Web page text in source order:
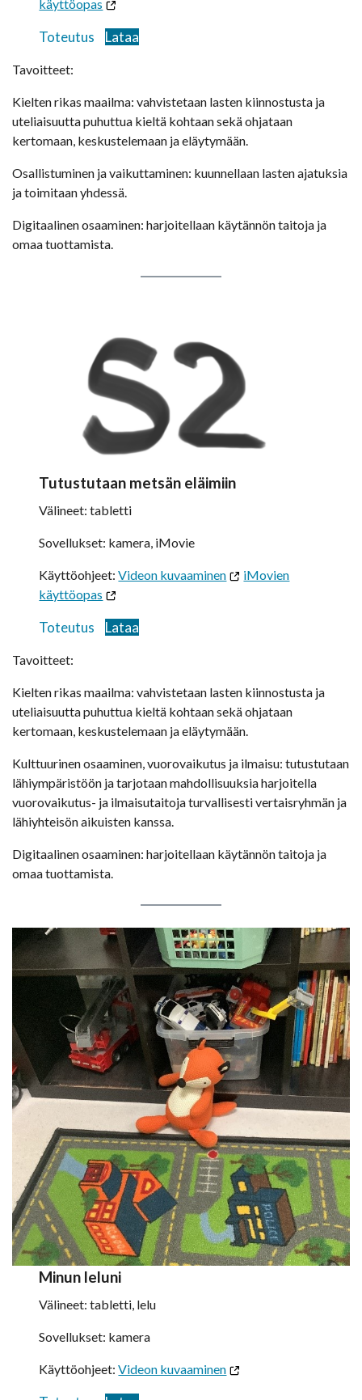
käyttöopas
Toteutus Lataa
Tavoitteet:
Kielten rikas maailma: vahvistetaan lasten kiinnostusta ja
uteliaisuutta puhuttua kieltä kohtaan sekä ohjataan
kertomaan, keskustelemaan ja eläytymään.
Osallistuminen ja vaikuttaminen: kuunnellaan lasten ajatuksia
ja toimitaan yhdessä.
Digitaalinen osaaminen: harjoitellaan käytännön taitoja ja
omaa tuottamista.
Tutustutaan metsän eläimiin
Välineet: tabletti
Sovellukset: kamera, iMovie
Käyttöohjeet:Videon kuvaaminen
iMovien
käyttöopas
Toteutus Lataa
Tavoitteet:
Kielten rikas maailma: vahvistetaan lasten kiinnostusta ja
uteliaisuutta puhuttua kieltä kohtaan sekä ohjataan
kertomaan, keskustelemaan ja eläytymään.
Kulttuurinen osaaminen, vuorovaikutus ja ilmaisu: tutustutaan
lähiympäristöön ja tarjotaan mahdollisuuksia harjoitella
vuorovaikutus- ja ilmaisutaitoja turvallisesti vertaisryhmän ja
lähiyhteisön aikuisten kanssa.
Digitaalinen osaaminen: harjoitellaan käytännön taitoja ja
omaa tuottamista.
Minun leluni
Välineet: tabletti, lelu
Sovellukset: kamera
Käyttöohjeet:Videon kuvaaminen